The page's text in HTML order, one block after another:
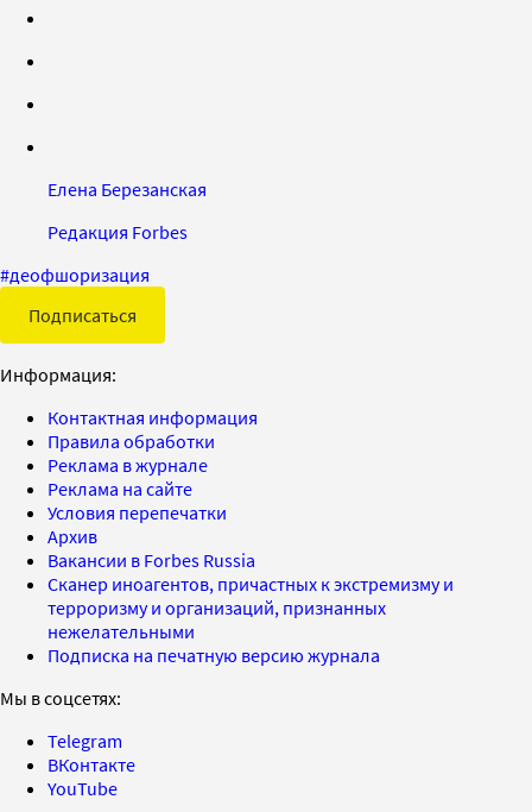
Елена Березанская
Редакция Forbes
#деофшоризация
Подписаться
Информация:
Контактная информация
Правила обработки
Реклама в журнале
Реклама на сайте
Условия перепечатки
Архив
Вакансии в Forbes Russia
Сканер иноагентов, причастных к экстремизму и
терроризму и организаций, признанных
нежелательными
Подписка на печатную версию журнала
Мы в соцсетях:
Telegram
ВКонтакте
YouTube